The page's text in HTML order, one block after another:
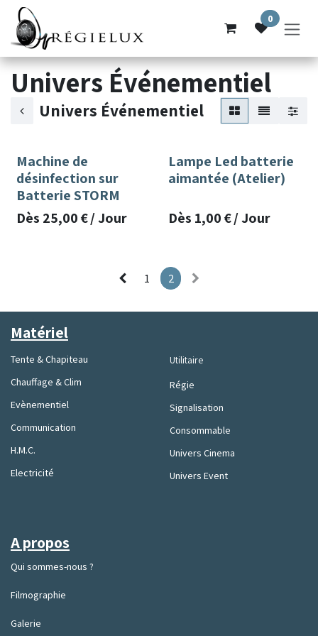
Se rendre au contenu
0
Univers Événementiel
Univers Événementiel
Machine de
désinfection sur
Batterie STORM
Dès 25,00€/Jour
Lampe Led batterie
aimantée (Atelier)
Dès 1,00€/Jour
1 2
A propos
Qui sommes-nous ?
Filmographie
Galerie
Utilitaire
Régie
Signalisation
Consommable
Univers Cinema
Univers Event
Matériel
Tente & Chapiteau
Chauffage & Clim
Evènementiel
Communication
H.M.C.
Electricité